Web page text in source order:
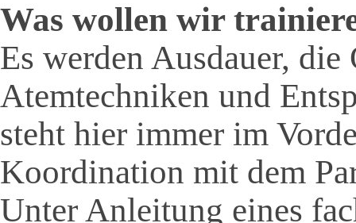
Was wollen wir
Es werden Ausdauer,
Atemtechniken und
steht hier immer im
Koordination mit dem
Unter Anleitung eines